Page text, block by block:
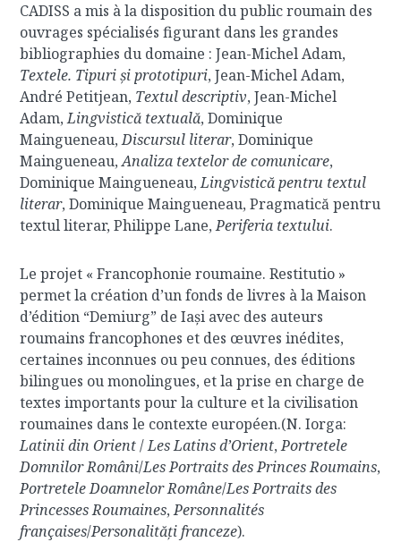
CADISS a mis à la disposition du public roumain des
ouvrages spécialisés figurant dans les grandes
bibliographies du domaine : Jean-Michel Adam,
Textele. Tipuri și prototipuri, Jean-Michel Adam,
André Petitjean, Textul descriptiv, Jean-Michel
Adam,Lingvistică textuală, Dominique
Maingueneau,Discursul literar, Dominique
Maingueneau,Analiza textelor de comunicare,
Dominique Maingueneau,Lingvistică pentru textul
literar, Dominique Maingueneau, Pragmatică pentru
textul literar, Philippe Lane,Periferia textului.
Le projet « Francophonie roumaine. Restitutio »
permet la création d’un fonds de livres à la Maison
d’édition “Demiurg” de Iași avec des auteurs
roumains francophones et des œuvres inédites,
certaines inconnues ou peu connues, des éditions
bilingues ou monolingues, et la prise en charge de
textes importants pour la culture et la civilisation
roumaines dans le contexte européen.(N. Iorga:
Latinii din Orient/Les Latins d’Orient,Portretele
Domnilor Români/Les Portraits des Princes Roumains,
Portretele Doamnelor Române/Les Portraits des
Princesses Roumaines,Personnalités
françaises/Personalități franceze).